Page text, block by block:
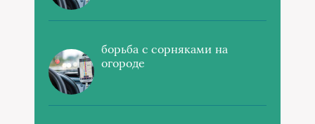
борьба с сорняками на
огороде